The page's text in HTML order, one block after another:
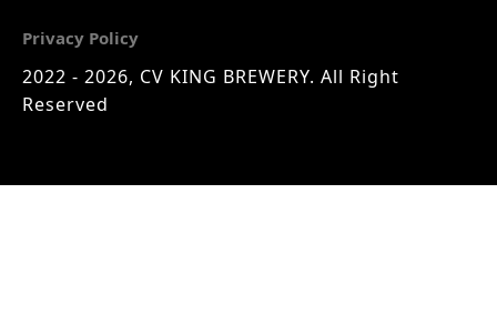
Privacy Policy
2022 - 2026, CV KING BREWERY. All Right
Reserved